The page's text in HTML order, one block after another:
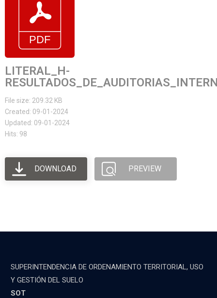
LITERAL_H-
File size: 209.32 KB
Created: 09-01-2024
Updated: 09-01-2024
Hits: 98
DOWNLOAD PREVIEW
SUPERINTENDENCIA DE ORDENAMIENTO TERRITORIAL, USO
Y GESTIÓN DEL SUELO
SOT